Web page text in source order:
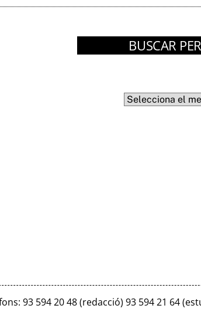
BUSCAR
Arxius
93 594 20 48 (redacció) 93 594 21 64